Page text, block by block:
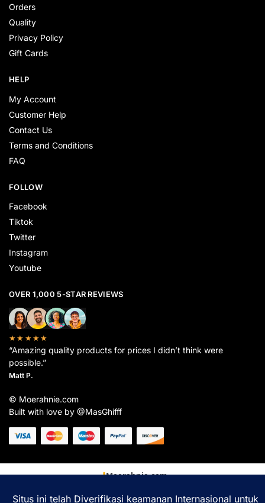
Orders
Quality
Privacy Policy
Gift Cards
HELP
My Account
Customer Help
Contact Us
Terms and Conditions
FAQ
FOLLOW
Facebook
Tiktok
Twitter
Instagram
Youtube
OVER 1,000 5-STAR REVIEWS
★★★★★
“Amazing quality products for prices I didn’t think were
possible.”
Matt P.
© Moerahnie.com
Built with love by @MasGhifff
Moerahnie.com
pengalaman belanja terbaik Anda.